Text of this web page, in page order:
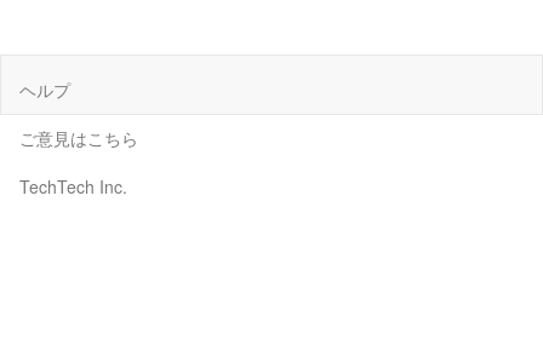
ヘルプ
ご意見はこちら
TechTech Inc.